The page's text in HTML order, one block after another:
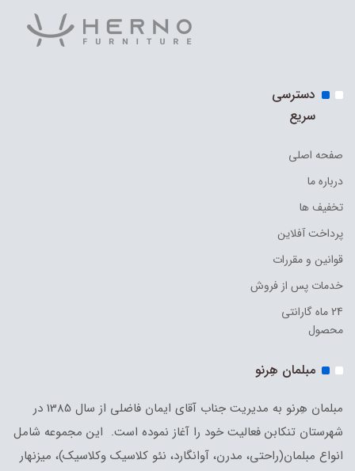
دسترسی
سریع
صفحه اصلی
درباره ما
تخفیف ها
پرداخت آفلاین
قوانین و مقررات
خدمات پس از فروش
24 ماه گارانتی
محصول
مبلمان هِرنو
مبلمان هِرنو به مدیریت جناب آقای ایمان فاضلی از سال 1385 در
شهرستان تنکابن فعالیت خود را آغاز نموده است. این مجموعه شامل
انواع مبلمان(راحتی، مدرن، آوانگارد، نئو کلاسیک وکلاسیک)، میزنهار